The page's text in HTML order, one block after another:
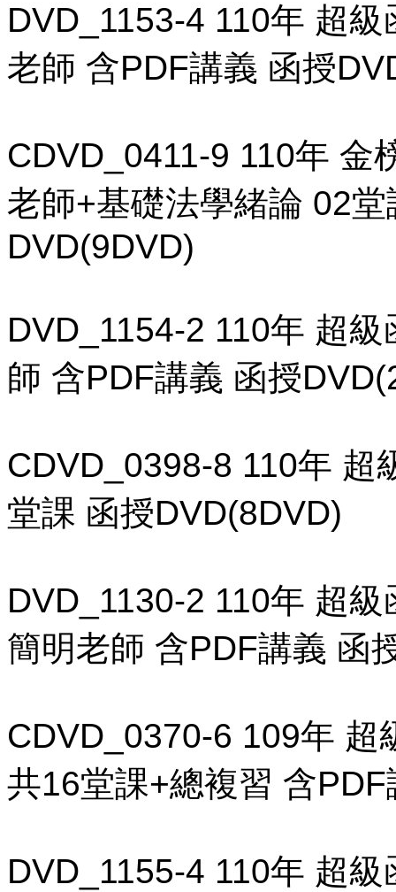
DVD_1153-4 110年 超
老師 含PDF講義 函授
CDVD_0411-9 110年 金
老師+基礎法學緒論 02
DVD(9DVD)
DVD_1154-2 110年 超
師 含PDF講義 函授
CDVD_0398-8 110年 超
堂課 函授DVD(8DVD)
DVD_1130-2 110年 超
簡明老師 含PDF講義 函
CDVD_0370-6 109年 超
共16堂課+總複習 含
DVD_1155-4 110年 超